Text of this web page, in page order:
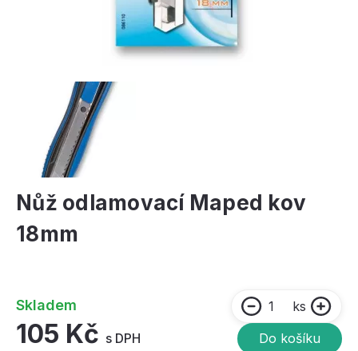
Nůž odlamovací Maped kov
18mm
Skladem
105 Kč s DPH
ks
Do košíku